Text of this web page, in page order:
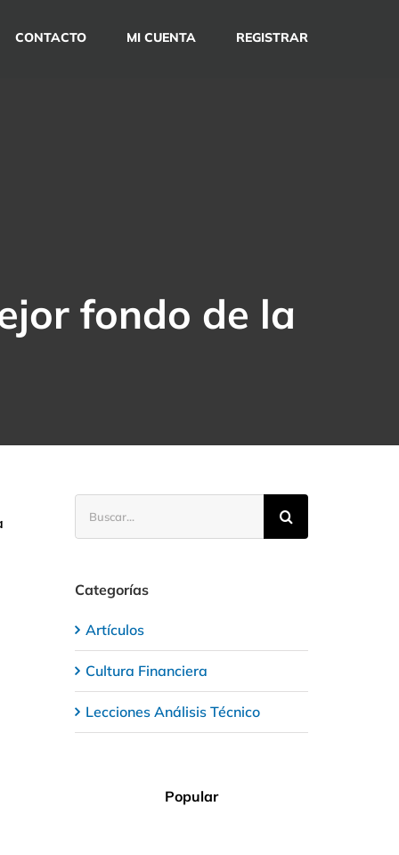
CONTACTO MI CUENTA REGISTRAR
fondo de la
Categorías
Artículos
Cultura Financiera
Lecciones Análisis Técnico
Popular